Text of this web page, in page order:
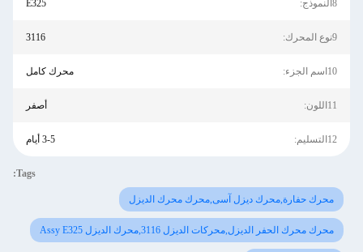
8النموذج: E325
9نوع المحرك: 3116
10اسم الجزء: محرك كامل
11اللون: أصفر
12التسليم: 3-5 أيام
Tags:
محرك حفارة,محرك ديزل آسى,محرك محرك الديزل
محرك محرك الحفر الديزل,محركات الديزل 3116,محرك الديزل Assy E325